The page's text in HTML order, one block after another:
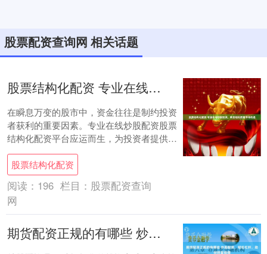
股票配资查询网 相关话题
股票结构化配资 专业在线炒股配资，助您轻松把握市场机遇
在瞬息万变的股市中，资金往往是制约投资
者获利的重要因素。专业在线炒股配资股票
结构化配资平台应运而生，为投资者提供杠
杆资金，助力其放大收益。 福辰股票配资的
核心竞....
股票结构化配资
阅读： 196 栏目： 股票配资查询
网
期货配资正规的有哪些 炒股配资，轻松杠杆，助你财富倍增